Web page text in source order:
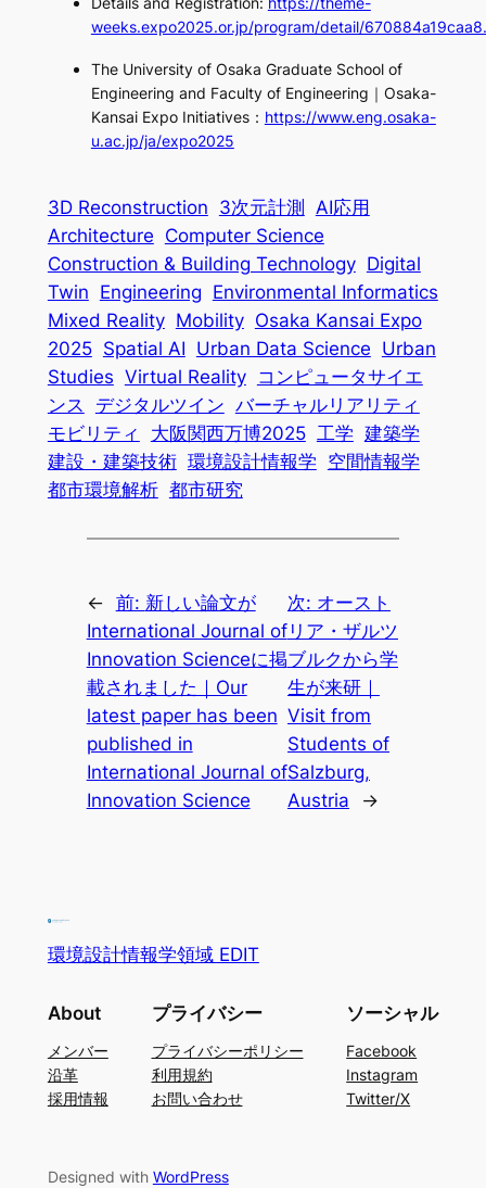
weeks.expo2025.or.jp/program/detail/
The University of Osaka Graduate School of
Engineering and Faculty of Engineering｜Osaka-
Kansai Expo Initiatives： https://www.eng.osaka-
u.ac.jp/ja/expo2025
3D Reconstruction 3次元計測
AI応用
Architecture Computer Science
Construction & Building Technology Digital
Twin Engineering Environmental Informatics
Mixed Reality Mobility Osaka Kansai Expo
2025 Spatial AI Urban Data Science Urban
Studies Virtual Reality
コンピュータサイエ
ンス
デジタルツイン バーチャルリアリティ
モビリティ
大阪関西万博2025 工学 建築学
建設・建築技術 環境設計情報学 空間情報学
都市環境解析 都市研究
← 前: 新しい論文が
International Journal of
Innovation Scienceに掲
載されました｜Our
latest paper has been
published in
International Journal of
Innovation Science
次: オースト
リア・ザルツ
ブルクから学
生が来研｜
Visit from
Students of
Salzburg,
Austria
→
環境設計情報学領域 EDIT
About
メンバー
沿革
採用情報
プライバシー
プライバシーポリシー
利用規約
お問い合わせ
ソーシャル
Facebook
Instagram
Twitter/X
Designed with WordPress